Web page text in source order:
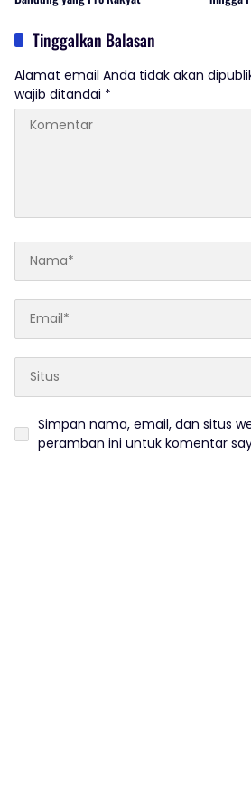
Tinggalkan Balasan
Alamat email Anda tidak akan
wajib ditandai *
Simpan nama, email, dan situs
peramban ini untuk komentar